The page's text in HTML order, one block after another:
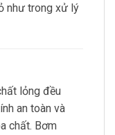
như trong xử lý
lỏng đều
an toàn và
chất. Bơm